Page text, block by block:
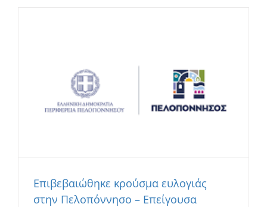
Επιβεβαιώθηκε κρούσμα ευλογιάς
στην Πελοπόννησο – Επείγουσα